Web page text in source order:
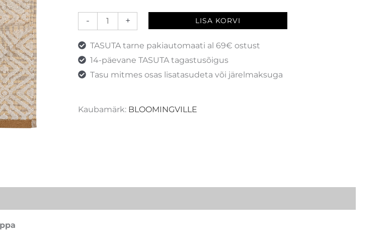
- + LISA KORVI
TASUTA tarne pakiautomaati al 69€ ostust
14-päevane TASUTA tagastusõigus
Tasu mitmes osas lisatasudeta või järelmaksuga
Kaubamärk: BLOOMINGVILLE